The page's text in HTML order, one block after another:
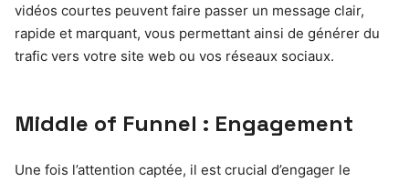
vidéos courtes peuvent faire passer un message clair,
rapide et marquant, vous permettant ainsi de générer du
trafic vers votre site web ou vos réseaux sociaux.
Middle of Funnel : Engagement
Une fois l’attention captée, il est crucial d’engager le